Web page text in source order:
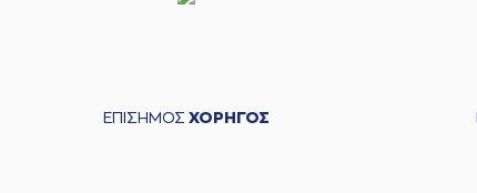
ΕΠΙΣΗΜΟΣ ΧΟΡΗΓΟΣ